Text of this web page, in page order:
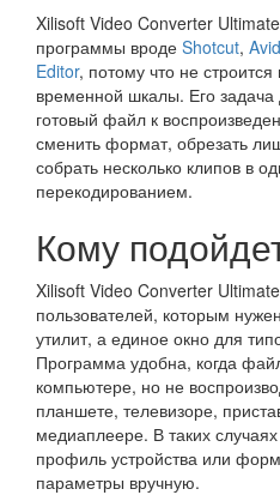
Xilisoft Video Converter
программы вроде Shotcut,
Editor, потому что не
временной шкалы. Его задача
готовый файл к
сменить формат, обрезать
собрать несколько клипов в
перекодированием.
Кому
Xilisoft Video Converter
пользователей, которым
утилит, а единое окно для
Программа удобна, когда
компьютере, но не
планшете, телевизоре,
медиаплеере. В таких
профиль устройства или
параметры вручную.